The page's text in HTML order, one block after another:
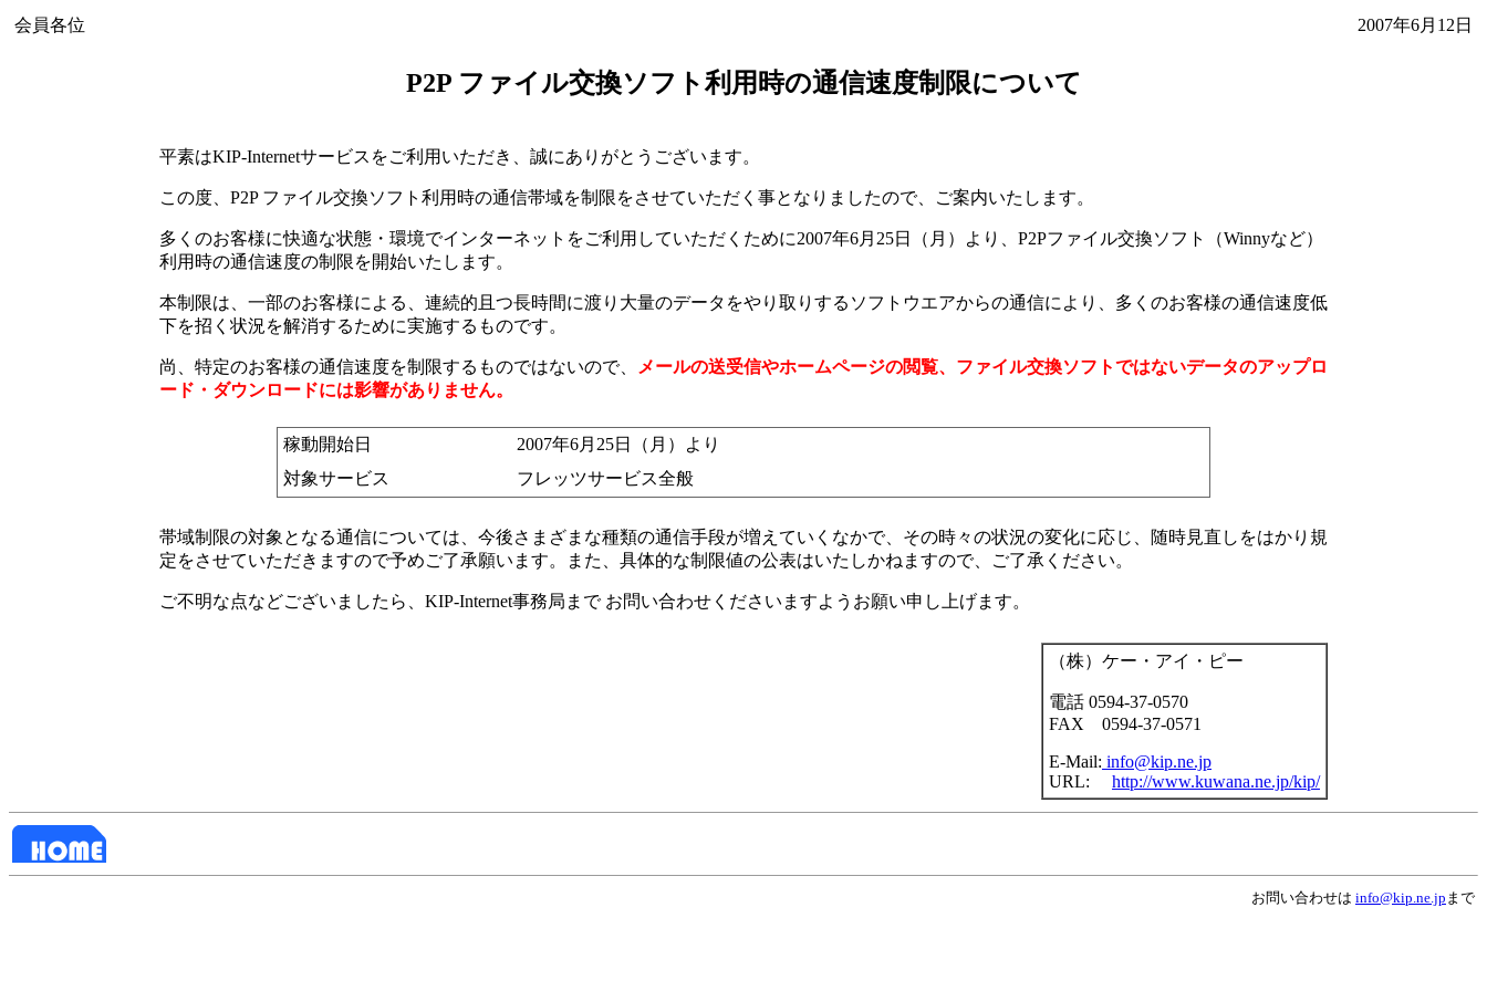
会員各位 2007年6月12日
P2P ファイル交換ソフト利用時の通信速度制限について
平素はKIP-Internetサービスをご利用いただき、誠にありがとうございます。
この度、P2P ファイル交換ソフト利用時の通信帯域を制限をさせていただく事となりましたので、ご案内いたします。
多くのお客様に快適な状態・環境でインターネットをご利用していただくために2007年6月25日（月）より、P2Pファイル交換ソフト（Winnyなど）
利用時の通信速度の制限を開始いたします。
本制限は、一部のお客様による、連続的且つ長時間に渡り大量のデータをやり取りするソフトウエアからの通信により、多くのお客様の通信速度低
下を招く状況を解消するために実施するものです。
尚、特定のお客様の通信速度を制限するものではないので、
メールの送受信やホームページの閲覧、ファイル交換ソフトではないデータのアップロ
ード・ダウンロードには影響がありません。
稼動開始日
2007年6月25日（月）より
対象サービス
フレッツサービス全般
帯域制限の対象となる通信については、今後さまざまな種類の通信手段が増えていくなかで、その時々の状況の変化に応じ、随時見直しをはかり規
定をさせていただきますので予めご了承願います。また、具体的な制限値の公表はいたしかねますので、ご了承ください。
ご不明な点などございましたら、KIP-Internet事務局まで お問い合わせくださいますようお願い申し上げます。
（株）ケー・アイ・ピー
電話 0594-37-0570
FAX 0594-37-0571
E-Mail: info@kip.ne.jp
URL: http://www.kuwana.ne.jp/kip/
お問い合わせは info@kip.ne.jp まで